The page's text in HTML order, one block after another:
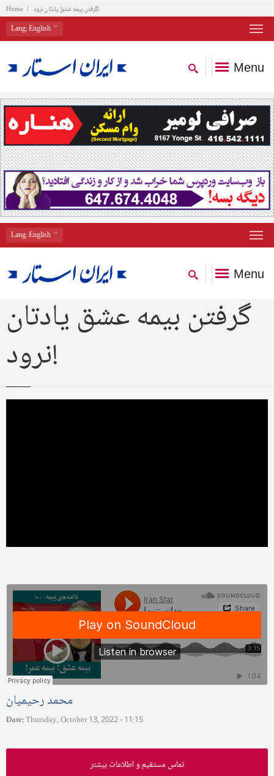
Home گرفتن بیمه عشق یادتان نرود!
Lang: English
Menu
Lang: English
Menu
گرفتن بیمه عشق یادتان
نرود!
محمد رحیمیان
Date:Thursday, October 13, 2022 - 11:15
تماس مستقیم و اطلاعات بیشتر